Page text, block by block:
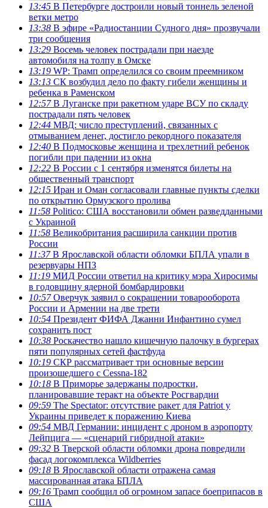
13:45 В Петербурге достроили новый тоннель зеленой
ветки метро
13:38 В эфире «Радиостанции Судного дня» прозвучали
три сообщения
13:29 Восемь человек пострадали при наезде
автомобиля на толпу в Омске
13:19 WP: Трамп определился со своим преемником
13:13 СК возбудил дело по факту гибели женщины и
ребенка в Раменском
12:57В Луганске при ракетном ударе ВСУ по складу
пострадали пять человек
12:44 МВД: число преступлений, связанных с
отмыванием денег, достигло рекордного показателя
12:40 В Подмосковье женщина и трехлетний ребенок
погибли при падении из окна
12:22 В России с 1 сентября изменятся билеты на
общественный транспорт
12:15 Иран и Оман согласовали главные пункты сделки
по открытию Ормузского пролива
11:58 Politico: США восстановили обмен разведданными
с Украиной
11:58 Великобритания расширила санкции против
России
11:37В Ярославской области обломки БПЛА упали в
резервуары НПЗ
11:19 МИД России ответил на критику мэра Хиросимы
в годовщину ядерной бомбардировки
10:57Оверчук заявил о сокращении товарооборота
России и Армении на две трети
10:54 Президент ФИФА Джанни Инфантино сумел
сохранить пост
10:38 Роскачество нашло кишечную палочку в бургерах
пяти популярных сетей фастфуда
10:19 СКР рассматривает три основные версии
произошедшего с Cessna-182
10:18 В Приморье задержаны подростки,
планировавшие теракт на объекте Росгвардии
09:59 The Spectator: отсутствие ракет для Patriot у
Украины приведет к поражению Киева
09:54 МВД Германии: инцидент с дроном в аэропорту
Лейпцига — «сценарий гибридной атаки»
09:32 В Тверской области обломки дрона повредили
фасад логокомплекса Wildberries
09:18 В Ярославской области отражена самая
массированная атака БПЛА
09:16 Трамп сообщил об огромном запасе боеприпасов в
США